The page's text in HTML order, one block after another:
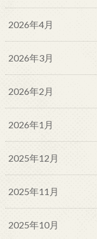
2026年4月
2026年3月
2026年2月
2026年1月
2025年12月
2025年11月
2025年10月